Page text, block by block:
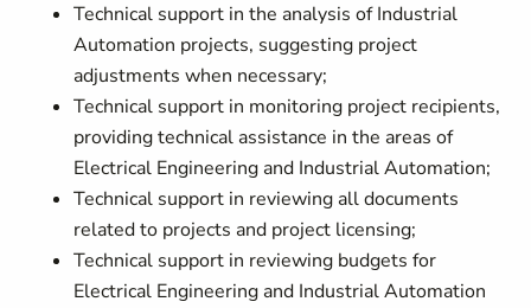
Technical support in the analysis of Industrial
Automation projects, suggesting project
adjustments when necessary;
Technical support in monitoring project recipients,
providing technical assistance in the areas of
Electrical Engineering and Industrial Automation;
Technical support in reviewing all documents
related to projects and project licensing;
Technical support in reviewing budgets for
Electrical Engineering and Industrial Automation